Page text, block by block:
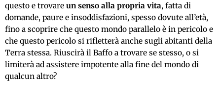
questo e trovare un senso alla propria vita, fatta di
domande, paure e insoddisfazioni, spesso dovute all’età,
fino a scoprire che questo mondo parallelo è in pericolo e
che questo pericolo si rifletterà anche sugli abitanti della
Terra stessa. Riuscirà il Baffo a trovare se stesso, o si
limiterà ad assistere impotente alla fine del mondo di
qualcun altro?